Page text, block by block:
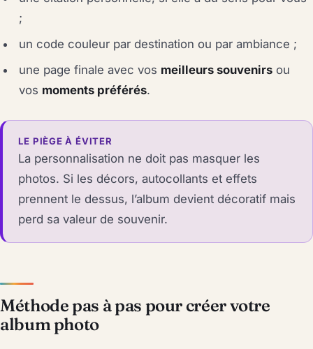
;
un code couleur par destination ou par ambiance ;
une page finale avec vos meilleurs souvenirs ou
vos moments préférés.
LE PIÈGE À ÉVITER
La personnalisation ne doit pas masquer les
photos. Si les décors, autocollants et effets
prennent le dessus, l’album devient décoratif mais
perd sa valeur de souvenir.
Méthode pas à pas pour créer votre
album photo